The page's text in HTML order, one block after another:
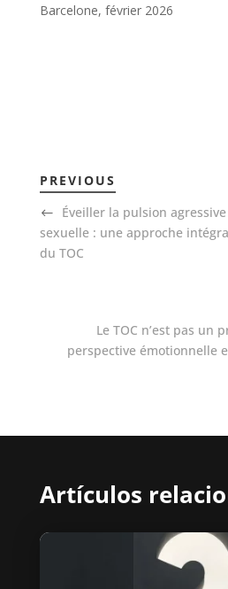
Barcelone, février 2026
PREVIOUS
Éveiller la pulsion
sexuelle : une approche
du TOC
Le TOC n’est pas un
perspective émotionnelle
Artículos